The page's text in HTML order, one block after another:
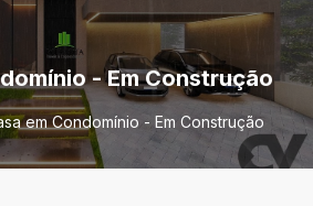
- Em Construção
em Condomínio - Em Construção